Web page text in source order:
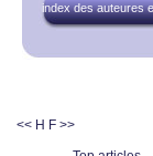
index des auteures
<< H F >>